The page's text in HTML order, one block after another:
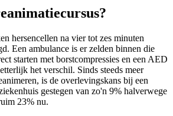
hersencellen na vier tot zes minuten
Een ambulance is er zelden binnen die
starten met borstcompressies en een AED
het verschil. Sinds steeds meer
is de overlevingskans bij een
gestegen van zo'n 9% halverwege
23% nu.